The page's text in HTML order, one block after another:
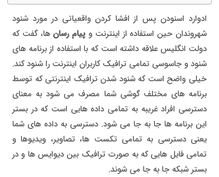
ادوارد اسنودن پس از افشا کردن واقعیاتی در مورد شنود
شهروندان حین استفاده از اینترنت و پیام رسان ها، گفت که
دولت انگلیس علاقه داشته است که با استفاده از برنامه های
شنود و جاسوسی تمامی ترافیک کاربران اینترنت را شنود کند.
خیلی واضح است که شنود شدن ترافیک اینترنتی که توسط
برنامه های مختلف گوشی شما مصرف می شود به معنای
دسترسی افراد غریبه به تمامی داده هایی است که در بستر
این برنامه ها جا به جا می شود. دسترسی به داده های شما
یعنی دسترسی به تمامی تکست ها، تصاویر، ویدیوها و
تمامی فایل هایی که به صورت ترافیک بین دیوایس ها و در
بستر شبکه جا به جا می شوند.